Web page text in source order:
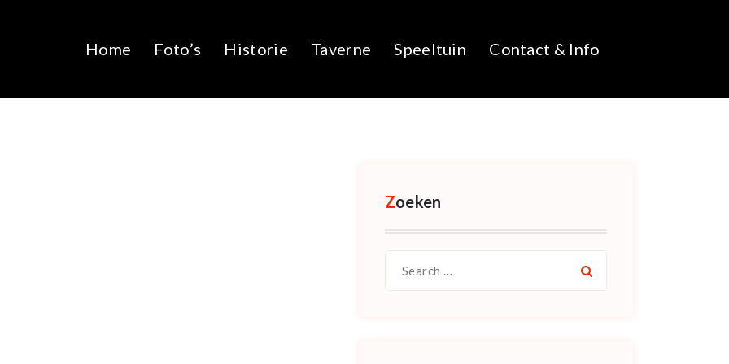
Home Foto’s Historie Taverne Speeltuin Contact & Info
Zoeken
for: